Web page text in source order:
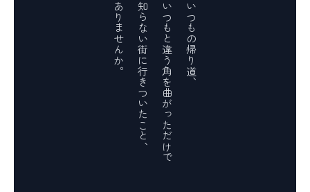
いつもの帰り道、
いつもと違う角を曲がっただけで
知らない街に行きついたこと、
ありませんか。